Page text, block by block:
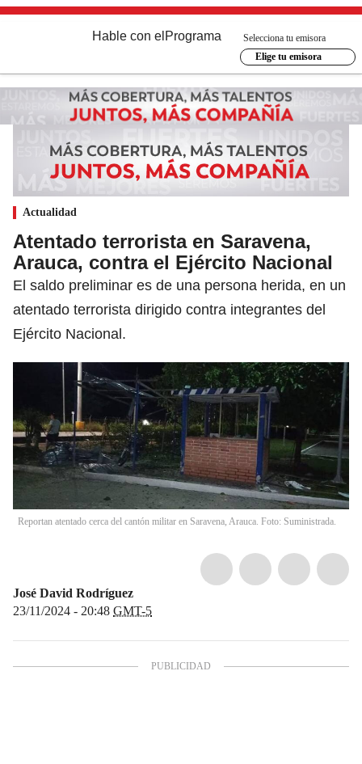
Hable con el Programa
Selecciona tu emisora
Elige tu emisora
Actualidad
Atentado terrorista en Saravena,
Arauca, contra el Ejército Nacional
El saldo preliminar es de una persona herida, en un
atentado terrorista dirigido contra integrantes del
Ejército Nacional.
Reportan atentado cerca del cantón militar en Saravena, Arauca. Foto: Suministrada.
José David Rodríguez
23/11/2024 - 20:48 GMT-5